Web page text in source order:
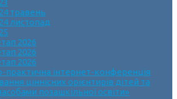
травень
листопад
2026
2026
2026
практична інтернет-конференція
ціннісних орієнтирів дітей та
позашкільної освіти»